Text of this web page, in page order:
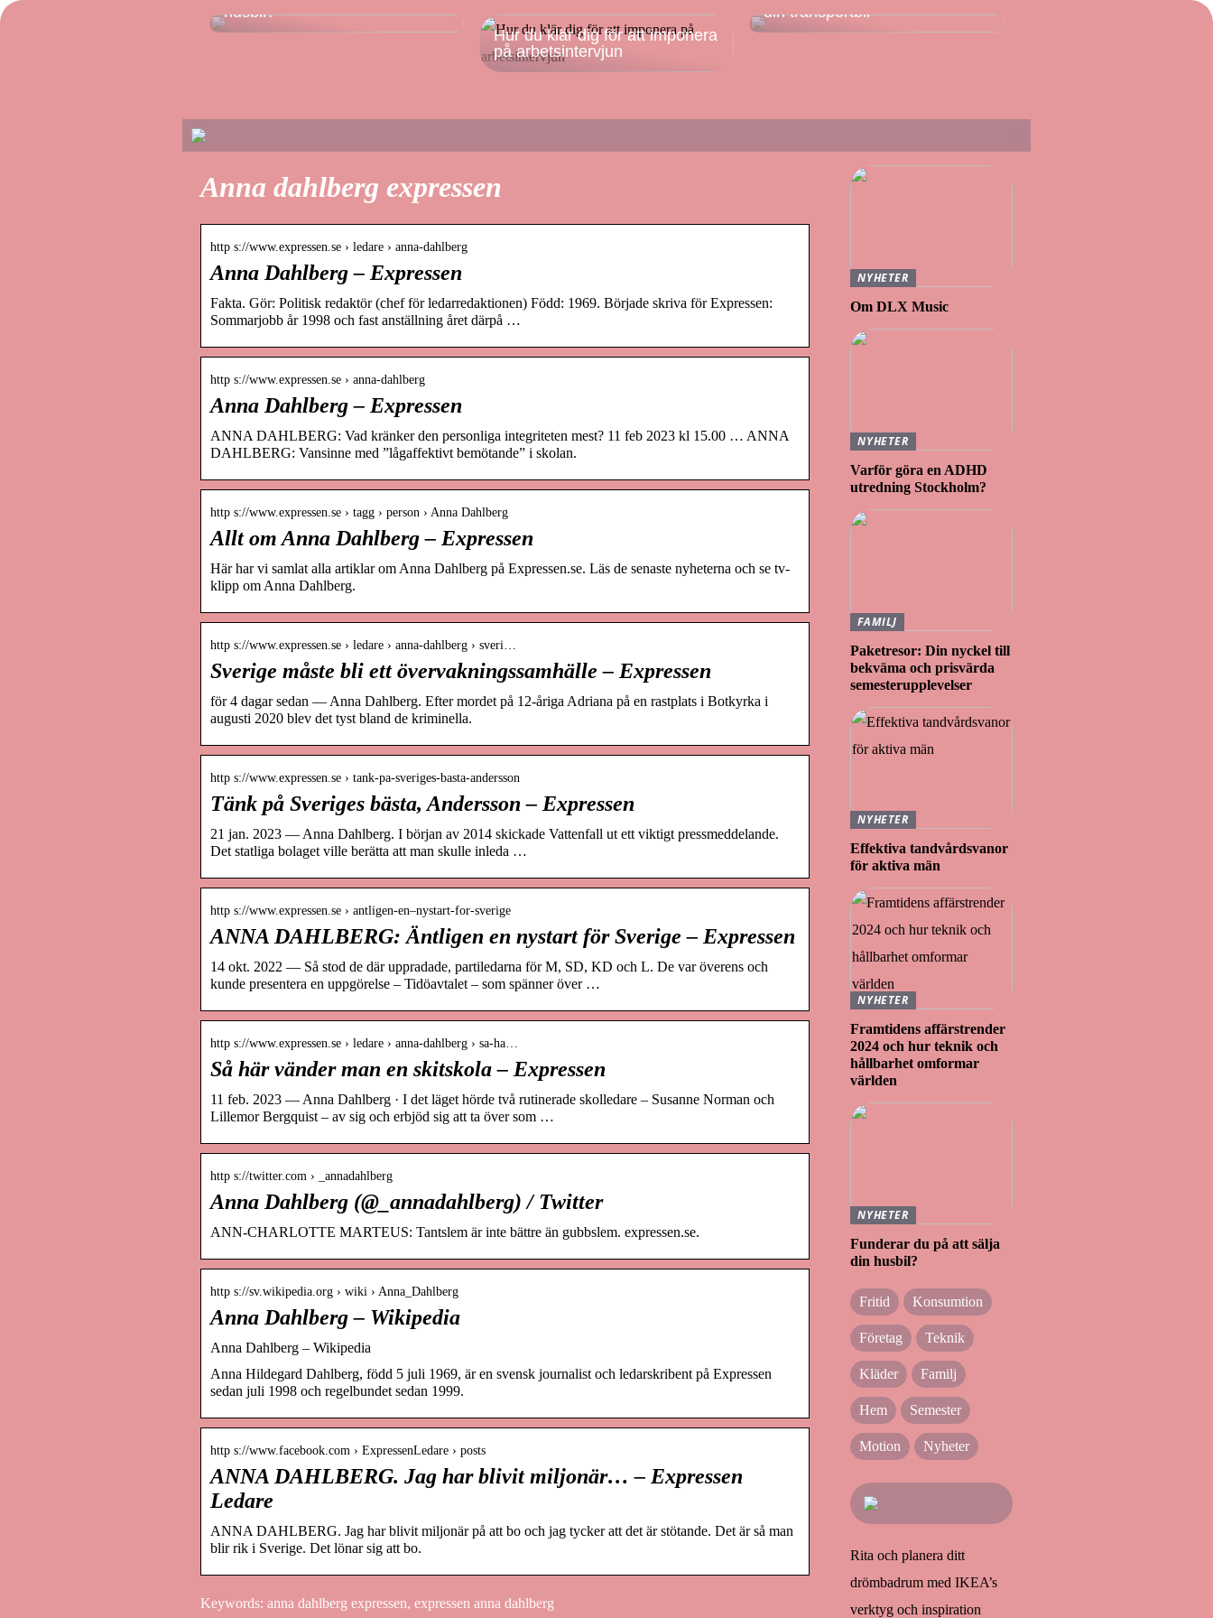
husbil?
Hur du klär dig för att imponera
på arbetsintervjun
din transportbil
Anna dahlberg expressen
http s://www.expressen.se › ledare › anna-dahlberg
Anna Dahlberg – Expressen
Fakta. Gör: Politisk redaktör (chef för ledarredaktionen) Född: 1969. Började skriva för Expressen:
Sommarjobb år 1998 och fast anställning året därpå …
http s://www.expressen.se › anna-dahlberg
Anna Dahlberg – Expressen
ANNA DAHLBERG: Vad kränker den personliga integriteten mest? 11 feb 2023 kl 15.00 … ANNA
DAHLBERG: Vansinne med ”lågaffektivt bemötande” i skolan.
http s://www.expressen.se › tagg › person › Anna Dahlberg
Allt om Anna Dahlberg – Expressen
Här har vi samlat alla artiklar om Anna Dahlberg på Expressen.se. Läs de senaste nyheterna och se tv-
klipp om Anna Dahlberg.
http s://www.expressen.se › ledare › anna-dahlberg › sveri…
Sverige måste bli ett övervakningssamhälle – Expressen
för 4 dagar sedan — Anna Dahlberg. Efter mordet på 12-åriga Adriana på en rastplats i Botkyrka i
augusti 2020 blev det tyst bland de kriminella.
http s://www.expressen.se › tank-pa-sveriges-basta-andersson
Tänk på Sveriges bästa, Andersson – Expressen
21 jan. 2023 — Anna Dahlberg. I början av 2014 skickade Vattenfall ut ett viktigt pressmeddelande.
Det statliga bolaget ville berätta att man skulle inleda …
http s://www.expressen.se › antligen-en–nystart-for-sverige
ANNA DAHLBERG: Äntligen en nystart för Sverige – Expressen
14 okt. 2022 — Så stod de där uppradade, partiledarna för M, SD, KD och L. De var överens och
kunde presentera en uppgörelse – Tidöavtalet – som spänner över …
http s://www.expressen.se › ledare › anna-dahlberg › sa-ha…
Så här vänder man en skitskola – Expressen
11 feb. 2023 — Anna Dahlberg · I det läget hörde två rutinerade skolledare – Susanne Norman och
Lillemor Bergquist – av sig och erbjöd sig att ta över som …
http s://twitter.com › _annadahlberg
Anna Dahlberg (@_annadahlberg) / Twitter
ANN-CHARLOTTE MARTEUS: Tantslem är inte bättre än gubbslem. expressen.se.
http s://sv.wikipedia.org › wiki › Anna_Dahlberg
Anna Dahlberg – Wikipedia
Anna Dahlberg – Wikipedia
Anna Hildegard Dahlberg, född 5 juli 1969, är en svensk journalist och ledarskribent på Expressen
sedan juli 1998 och regelbundet sedan 1999.
http s://www.facebook.com › ExpressenLedare › posts
ANNA DAHLBERG. Jag har blivit miljonär… – Expressen
Ledare
ANNA DAHLBERG. Jag har blivit miljonär på att bo och jag tycker att det är stötande. Det är så man
blir rik i Sverige. Det lönar sig att bo.
Keywords: anna dahlberg expressen, expressen anna dahlberg
NYHETER
Om DLX Music
NYHETER
Varför göra en ADHD
utredning Stockholm?
FAMILJ
Paketresor: Din nyckel till
bekväma och prisvärda
semesterupplevelser
NYHETER
Effektiva tandvårdsvanor
för aktiva män
NYHETER
Framtidens affärstrender
2024 och hur teknik och
hållbarhet omformar
världen
NYHETER
Funderar du på att sälja
din husbil?
Fritid Konsumtion
Företag Teknik
Kläder Familj
Hem Semester
Motion Nyheter
Rita och planera ditt
drömbadrum med IKEA’s
verktyg och inspiration